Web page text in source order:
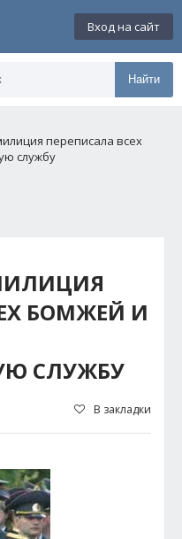
Вход на сайт
Найти
переписала всех
службу
БОМЖЕЙ И
СЛУЖБУ
В закладки